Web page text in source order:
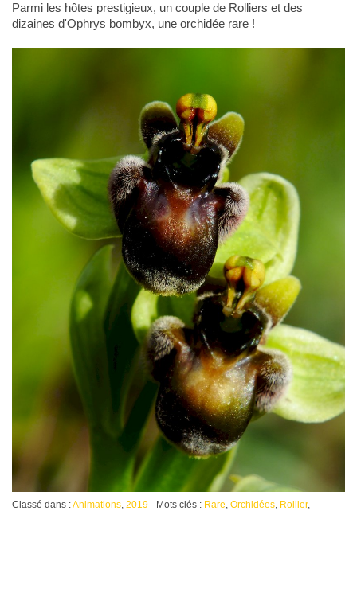
Parmi les hôtes prestigieux, un couple de Rolliers et des
dizaines d'Ophrys bombyx, une orchidée rare !
Classé dans :Animations, 2019- Mots clés : Rare, Orchidées, Rollier,